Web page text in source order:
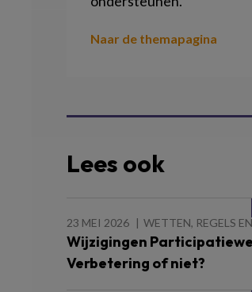
Naar de themapagina
Lees ook
23 MEI 2026 WETTEN, REGELS
Wijzigingen
Verbetering of niet?